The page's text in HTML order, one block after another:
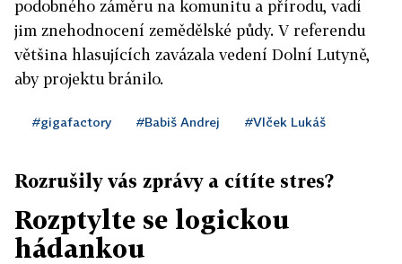
podobného záměru na komunitu a přírodu, vadí
jim znehodnocení zemědělské půdy. V referendu
většina hlasujících zavázala vedení Dolní Lutyně,
aby projektu bránilo.
#gigafactory #Babiš Andrej #Vlček Lukáš
Rozrušily vás zprávy a cítíte stres?
Rozptylte se logickou
hádankou